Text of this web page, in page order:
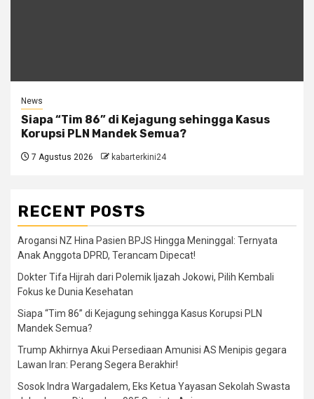
News
Siapa “Tim 86” di Kejagung sehingga Kasus
Korupsi PLN Mandek Semua?
7 Agustus 2026 kabarterkini24
RECENT POSTS
Arogansi NZ Hina Pasien BPJS Hingga Meninggal: Ternyata
Anak Anggota DPRD, Terancam Dipecat!
Dokter Tifa Hijrah dari Polemik Ijazah Jokowi, Pilih Kembali
Fokus ke Dunia Kesehatan
Siapa “Tim 86” di Kejagung sehingga Kasus Korupsi PLN
Mandek Semua?
Trump Akhirnya Akui Persediaan Amunisi AS Menipis gegara
Lawan Iran: Perang Segera Berakhir!
Sosok Indra Wargadalem, Eks Ketua Yayasan Sekolah Swasta